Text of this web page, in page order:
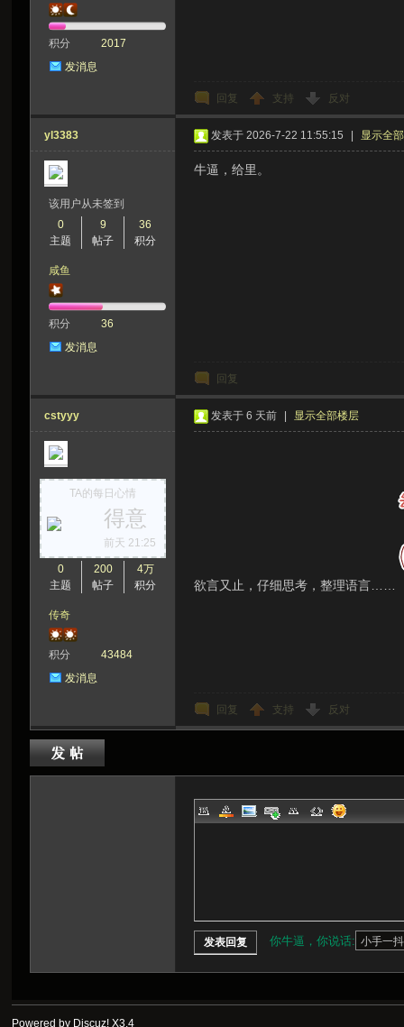
积分
2017
发消息
回复 支持 反对
yl3383
该用户从未签到
0
主题
9
帖子
36
积分
咸鱼
积分
36
发消息
发表于 2026-7-22 11:55:15 显示全
牛逼，给里。
回复
cstyyy
TA的每日心情
得意
前天 21:25
0
主题
200
帖子
4万
积分
传奇
积分
43484
发消息
发表于6 天前 显示全部楼层
欲言又止，仔细思考，整理语言……
回复 支持 反对
发表回复 你牛逼，你说话:
Powered by Discuz!X3.4